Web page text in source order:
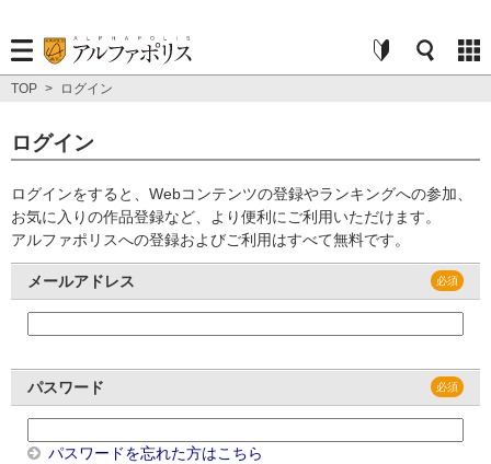
TOP > ログイン
ログイン
ログインをすると、Webコンテンツの登録やランキングへの参加、
お気に入りの作品登録など、より便利にご利用いただけます。
アルファポリスへの登録およびご利用はすべて無料です。
メールアドレス
パスワード
パスワードを忘れた方はこちら